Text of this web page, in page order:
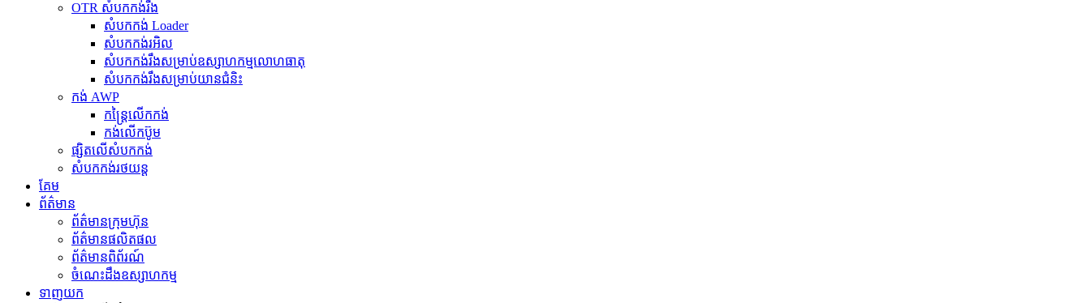
OTR សំបកកង់រឹង
សំបកកង់ Loader
សំបកកង់រអិល
សំបកកង់រឹងសម្រាប់ឧស្សាហកម្មលោហធាតុ
សំបកកង់រឹងសម្រាប់យានជំនិះ
កង់ AWP
កន្ត្រៃលើកកង់
កង់លើកប៊ូម
ផ្សិតលើសំបកកង់
សំបកកង់រថយន្ត
គែម
ព័ត៌មាន
ព័ត៌មានក្រុមហ៊ុន
ព័ត៌មានផលិតផល
ព័ត៌មានពិព័រណ៍
ចំណេះដឹងឧស្សាហកម្ម
ទាញយក